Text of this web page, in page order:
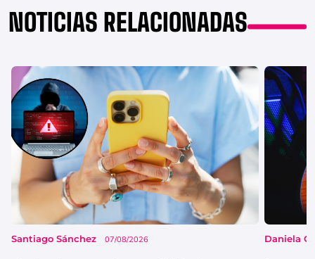
NOTICIAS RELACIONADAS
Santiago Sánchez 07/08/2026 Daniela